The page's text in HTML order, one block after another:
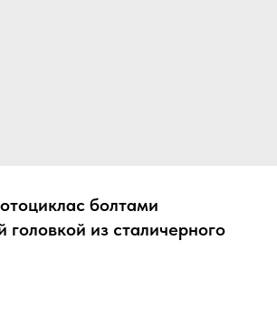
болтами
головкой из сталичерного